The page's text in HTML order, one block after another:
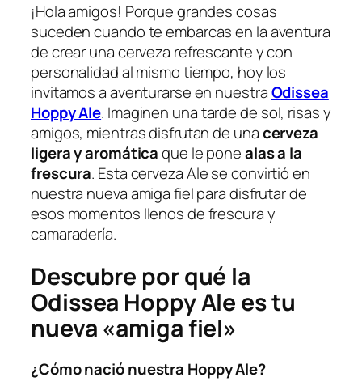
¡Hola amigos! Porque grandes cosas
suceden cuando te embarcas en la aventura
de crear una cerveza refrescante y con
personalidad al mismo tiempo, hoy los
invitamos a aventurarse en nuestraOdissea
Hoppy Ale. Imaginen una tarde de sol, risas y
amigos, mientras disfrutan de unacerveza
ligera y aromáticaque le ponealas a la
frescura. Esta cerveza Ale se convirtió en
nuestra nueva amiga fiel para disfrutar de
esos momentos llenos de frescura y
camaradería.
Descubre por qué la
Odissea Hoppy Ale es tu
nueva «amiga fiel»
¿Cómo nació nuestra Hoppy Ale?